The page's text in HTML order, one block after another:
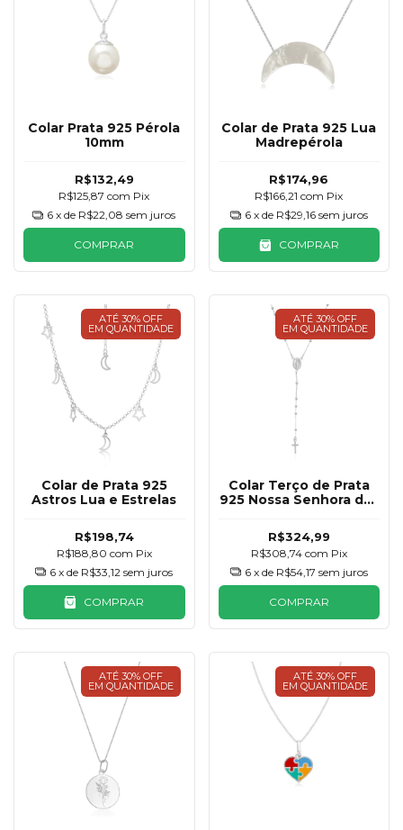
Colar Prata 925 Pérola
10mm
R$132,49
R$125,87com Pix
6 x de R$22,08 sem juros
COMPRAR
Colar de Prata 925 Lua
Madrepérola
R$174,96
R$166,21com Pix
6 x de R$29,16 sem juros
COMPRAR
ATÉ 30% OFF
EM QUANTIDADE
Colar de Prata 925
Astros Lua e Estrelas
R$198,74
R$188,80 com Pix
6 x de R$33,12 sem juros
COMPRAR
ATÉ 30% OFF
EM QUANTIDADE
Colar Terço de Prata
925 Nossa Senhora das
R$324,99
R$308,74 com Pix
6 x de R$54,17 sem juros
COMPRAR
ATÉ 30% OFF
EM QUANTIDADE
ATÉ 30% OFF
EM QUANTIDADE